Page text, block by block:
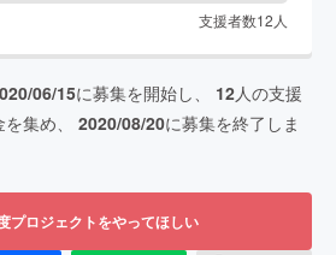
支援者数12 人
06/15に募集を開始し、 12人の支援
集め、 2020/08/20に募集を終了しま
プロジェクトをやってほしい